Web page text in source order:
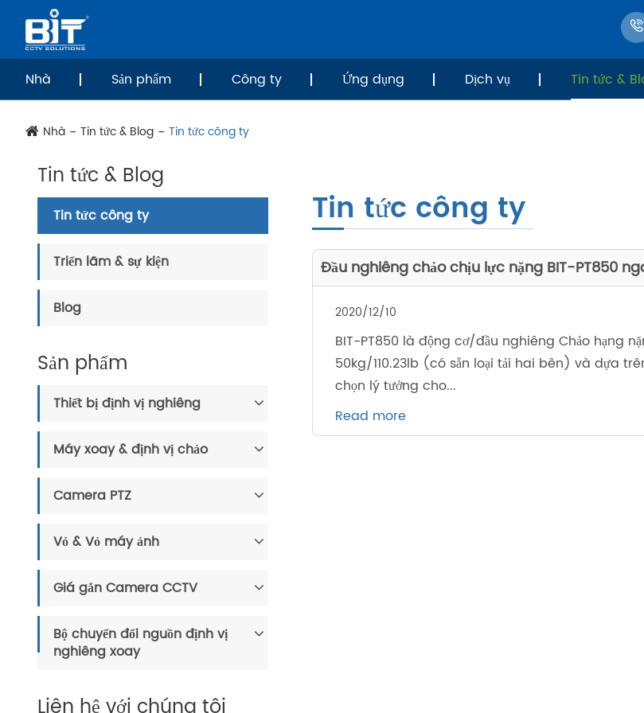
Nhà Sản phẩm Công ty Ứng dụng Dịch vụ Tin tức &
Nhà Tin tức & Blog Tin tức công ty
Tin tức & Blog
Tin tức công ty
Triển lãm & sự kiện
Blog
Sản phẩm
Thiết bị định vị nghiêng
Máy xoay & định vị chảo
Camera PTZ
Vỏ & Vỏ máy ảnh
Giá gắn Camera CCTV
Bộ chuyển đổi nguồn định vị
nghiêng xoay
Tin tức công ty
Đầu nghiêng chảo chịu lực nặng BIT-PT850
2020/12/10
BIT-PT850 là động cơ/đầu nghiêng Chảo hạng
50kg/110.23lb (có sẵn loại tải hai bên) và dựa
chọn lý tưởng cho...
Read more